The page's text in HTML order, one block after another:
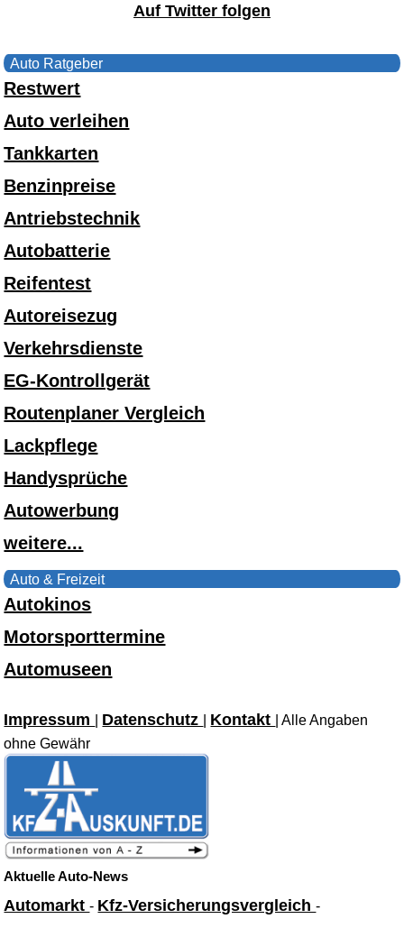
Auf Twitter folgen
Auto Ratgeber
Restwert
Auto verleihen
Tankkarten
Benzinpreise
Antriebstechnik
Autobatterie
Reifentest
Autoreisezug
Verkehrsdienste
EG-Kontrollgerät
Routenplaner Vergleich
Lackpflege
Handysprüche
Autowerbung
weitere...
Auto & Freizeit
Autokinos
Motorsporttermine
Automuseen
Impressum Datenschutz Kontakt
| Alle Angaben
ohne Gewähr
Aktuelle Auto-News
Automarkt- Kfz-Versicherungsvergleich-